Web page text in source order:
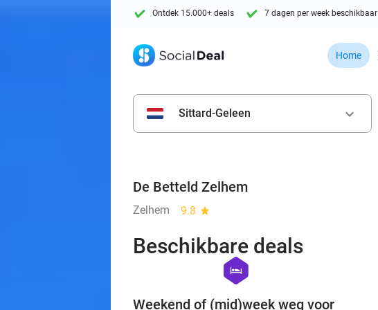
Ontdek 15.000+ deals 7 dagen per week beschikbaar
Home
Sittard-Geleen keyboard_arrow_down
De Betteld Zelhem
Zelhem 9.8 star
Beschikbare deals
hexagon
hotel
Weekend of (mid)week weg voor